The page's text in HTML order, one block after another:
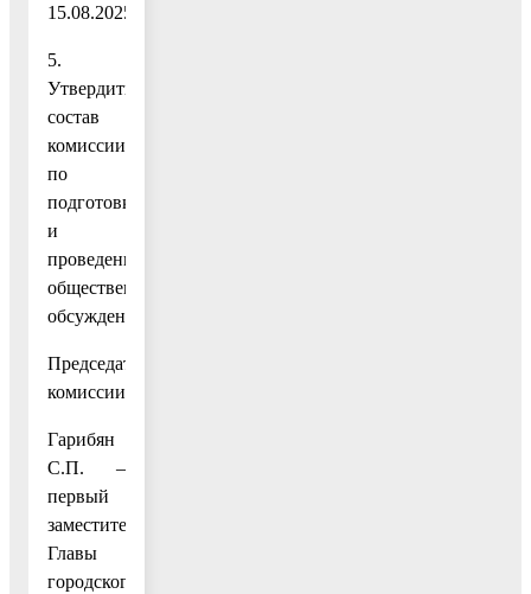
15.08.2025.
5.
Утвердить
состав
комиссии
по
подготовке
и
проведению
общественных
обсуждений:
Председатель
комиссии:
Гарибян
С.П. –
первый
заместитель
Главы
городского